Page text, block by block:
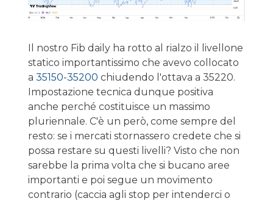
Il nostro Fib daily ha rotto al rialzo il livellone
statico importantissimo che avevo collocato
a 35150-35200 chiudendo l'ottava a 35220.
Impostazione tecnica dunque positiva
anche perché costituisce un massimo
pluriennale. C'è un però, come sempre del
resto: se i mercati stornassero credete che si
possa restare su questi livelli? Visto che non
sarebbe la prima volta che si bucano aree
importanti e poi segue un movimento
contrario (caccia agli stop per intenderci o